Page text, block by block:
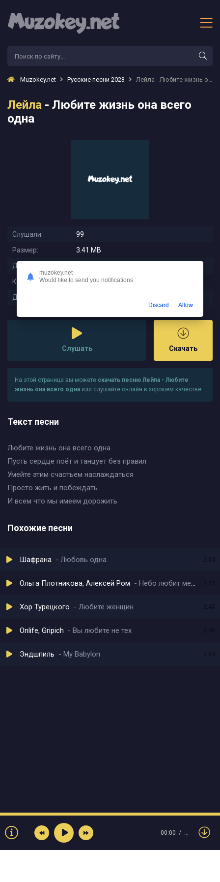
Muzokey.net Русские песни 2023 Лейла - Любите жизнь она всего одна
Лейла - Любите жизнь она всего
одна
Слушали:
99
Размер:
3.41 MB
Длительность:
Качество:
320 kbps
Дата релиза:
Слушать Скачать
На этой странице вы можете скачать песню Лейла - Любите
жизнь она всего одна или слушайте онлайн в хорошем качестве
Текст песни
Любите жизнь она всего одна
Пусть сердце поёт и танцует без правил
Умейте этим счастьем наслаждаться
Просто жить и побеждать
И всем что мы имеем дорожить
Похожие песни
Шафрана Любовь одна 2:54
Ольга Плотникова, Алексей Ром Небо любит меня
Хор Турецкого Любите женщин 2:45
Onlife, Gripich Вы любите не тех
Эндшпиль My Babylon 3:54
00:00 …
muzokey.net
Would like to send you notifications
Discard Allow